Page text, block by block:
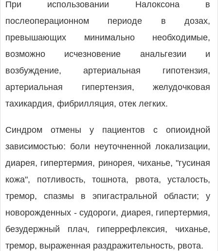
При использовании Налоксона в
послеоперационном периоде в дозах,
превышающих минимально необходимые,
возможно исчезновение анальгезии и
возбуждение, артериальная гипотензия,
артериальная гипертензия, желудочковая
тахикардия, фибрилляция, отек легких.
Синдром отмены у пациентов с опиоидной
зависимостью: боли неуточненной локализации,
диарея, гипертермия, ринорея, чиханье, "гусиная
кожа", потливость, тошнота, рвота, усталость,
тремор, спазмы в эпигастральной области; у
новорожденных - судороги, диарея, гипертермия,
безудержный плач, гиперрефлексия, чиханье,
тремор, выраженная раздражительность, рвота.